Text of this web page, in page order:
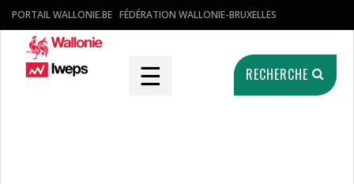
PORTAIL WALLONIE.BE FÉDÉRATION WALLONIE-BRUXELLES
☰ RECHERCHE